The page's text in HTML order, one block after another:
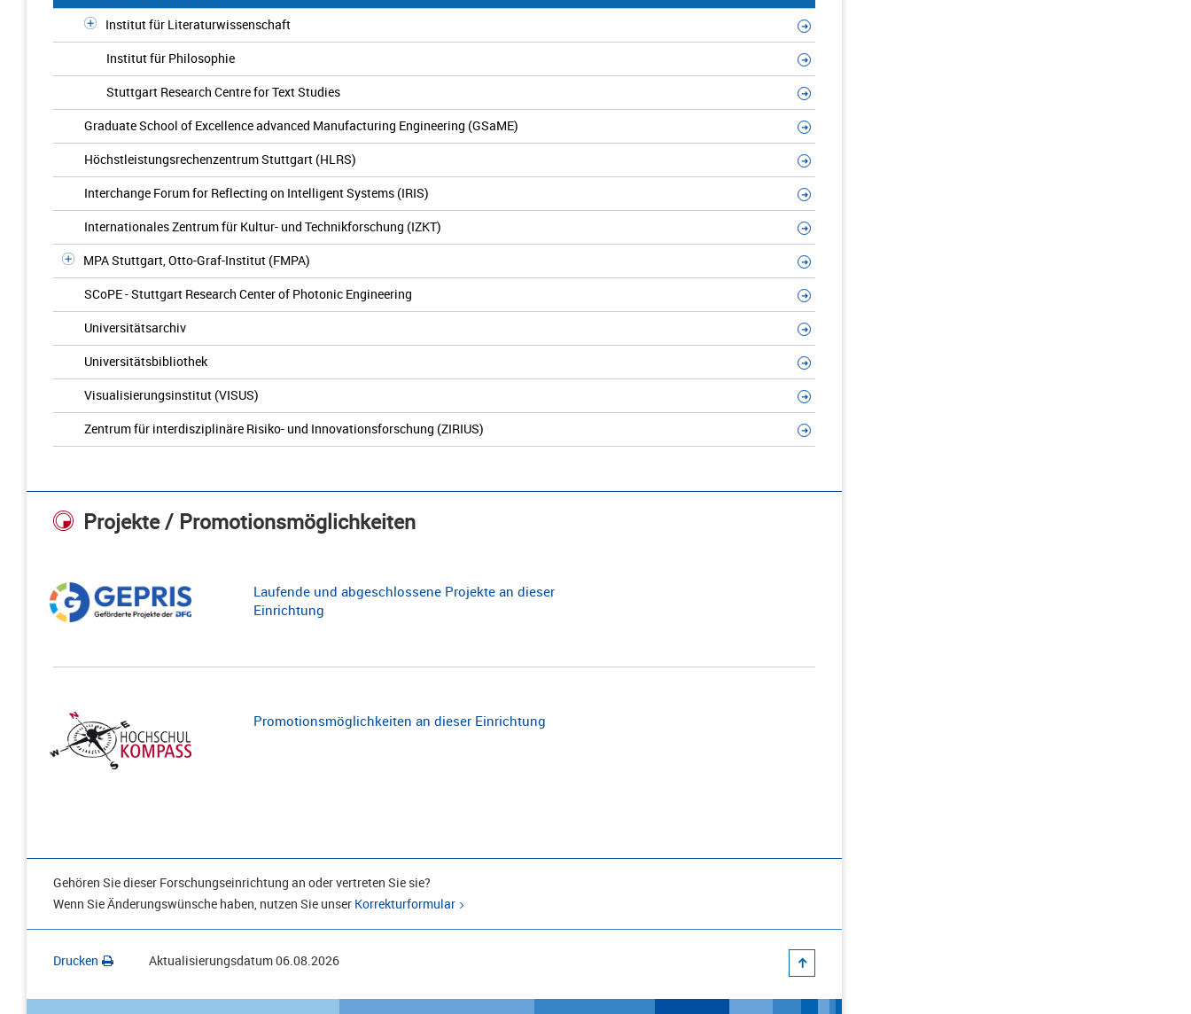
Institut für Literaturwissenschaft
Institut für Philosophie
Stuttgart Research Centre for Text Studies
Graduate School of Excellence advanced Manufacturing Engineering (GSaME)
Höchstleistungsrechenzentrum Stuttgart (HLRS)
Interchange Forum for Reflecting on Intelligent Systems (IRIS)
Internationales Zentrum für Kultur- und Technikforschung (IZKT)
MPA Stuttgart, Otto-Graf-Institut (FMPA)
SCoPE - Stuttgart Research Center of Photonic Engineering
Universitätsarchiv
Universitätsbibliothek
Visualisierungsinstitut (VISUS)
Zentrum für interdisziplinäre Risiko- und Innovationsforschung (ZIRIUS)
Projekte / Promotionsmöglichkeiten
Laufende und abgeschlossene Projekte an dieser
Einrichtung
Promotionsmöglichkeiten an dieser Einrichtung
Gehören Sie dieser Forschungseinrichtung an oder vertreten Sie sie?
Wenn Sie Änderungswünsche haben, nutzen Sie unser Korrekturformular
Drucken Aktualisierungsdatum06.08.2026